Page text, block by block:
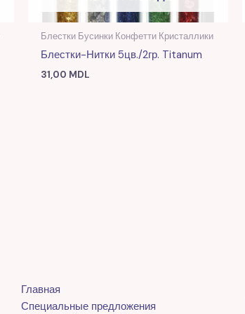
Блестки Бусинки Конфетти Кристаллики
Блестки-Нитки 5цв./2гр. Titanum
31,00 MDL
Главная
Специальные предложения